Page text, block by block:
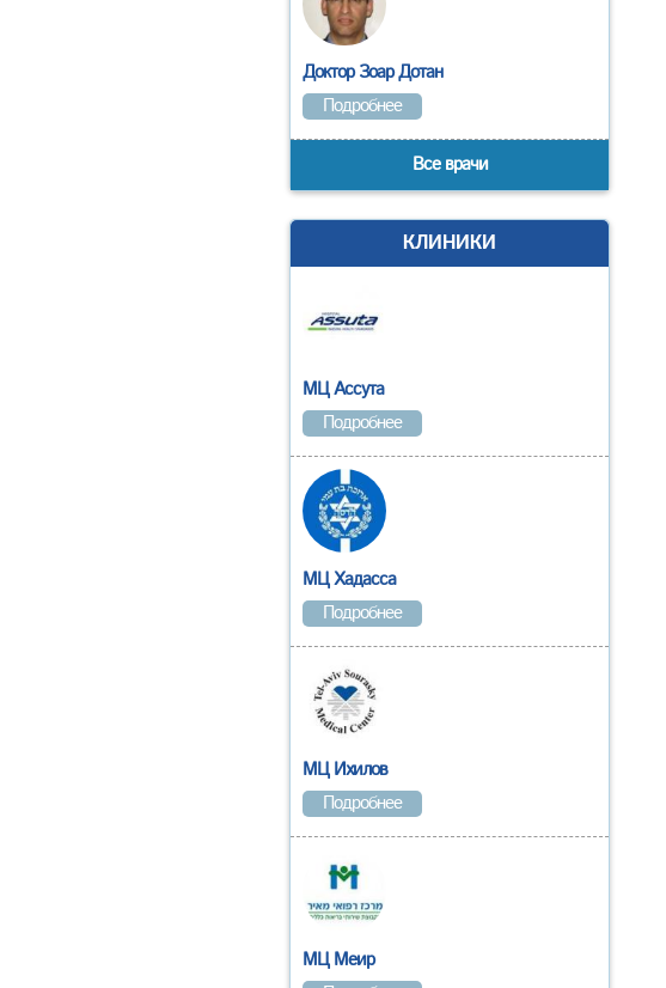
Доктор Зоар Дотан
Подробнее
Все врачи
КЛИНИКИ
МЦ Ассута
Подробнее
МЦ Хадасса
Подробнее
МЦ Ихилов
Подробнее
МЦ Меир